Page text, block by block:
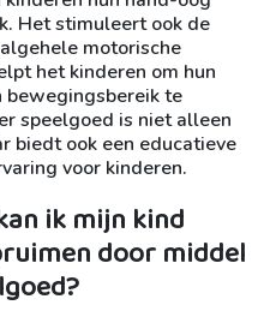
Het stimuleert ook de
motorische
het kinderen om hun
bewegingsbereik te
speelgoed is niet alleen
biedt ook een educatieve
voor kinderen.
ik mijn kind
door middel